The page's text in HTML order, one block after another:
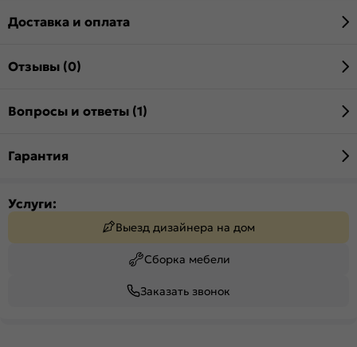
Доставка и оплата
Отзывы (0)
Вопросы и ответы (1)
Гарантия
Услуги:
Выезд дизайнера на дом
Сборка мебели
Заказать звонок